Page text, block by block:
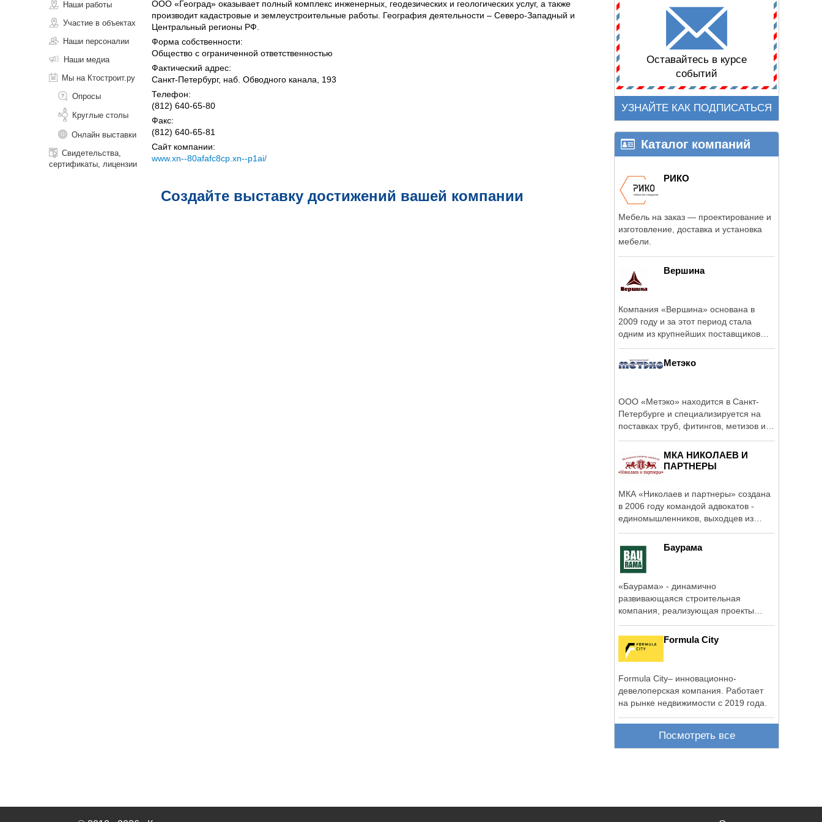
Наши работы
Участие в объектах
Наши персоналии
Наши медиа
Мы на Ктостроит.ру
Опросы
Круглые столы
Онлайн выставки
Свидетельства,
сертификаты, лицензии
ООО «Геоград» оказывает полный комплекс инженерных, геодезических и геологических услуг, а также
производит кадастровые и землеустроительные работы. География деятельности – Северо-Западный и
Центральный регионы РФ.
Форма собственности:
Общество с ограниченной ответственностью
Фактический адрес:
Санкт-Петербург, наб. Обводного канала, 193
Телефон:
(812) 640-65-80
Факс:
(812) 640-65-81
Сайт компании:
www.xn--80afafc8cp.xn--p1ai/
Создайте выставку достижений вашей компании
Оставайтесь в курсе
событий
УЗНАЙТЕ КАК ПОДПИСАТЬСЯ
Каталог компаний
РИКО
Мебель на заказ — проектирование и
изготовление, доставка и установка
мебели.
Вершина
Компания «Вершина» основана в
2009 году и за этот период стала
одним из крупнейших поставщиков
Метэко
ООО «Метэко» находится в Санкт-
Петербурге и специализируется на
поставках труб, фитингов, метизов и
МКА НИКОЛАЕВ И
ПАРТНЕРЫ
МКА «Николаев и партнеры» создана
в 2006 году командой адвокатов -
единомышленников, выходцев из
Баурама
«Баурама» - динамично
развивающаяся строительная
компания, реализующая проекты
Formula City
Formula City– инновационно-
девелоперская компания. Работает
на рынке недвижимости с 2019 года.
Посмотреть все